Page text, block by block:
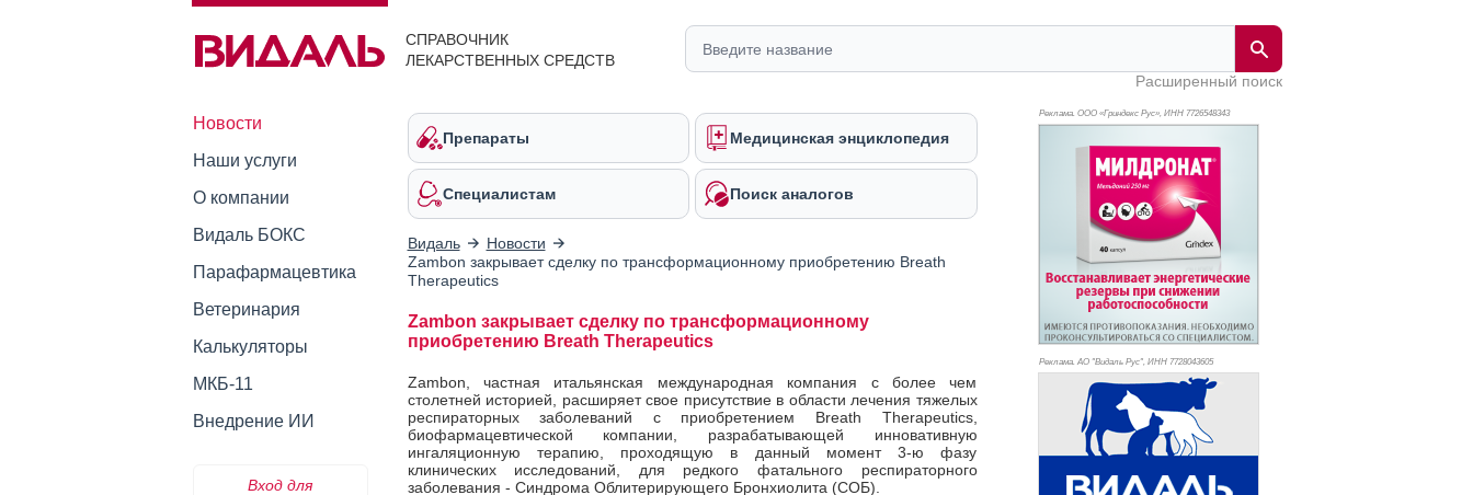
СПРАВОЧНИК
ЛЕКАРСТВЕННЫХ СРЕДСТВ
Расширенный поиск
Новости
Наши услуги
О компании
Видаль БОКС
Парафармацевтика
Ветеринария
Калькуляторы
МКБ-11
Внедрение ИИ
Вход для
Препараты Медицинская энциклопедия
Специалистам Поиск аналогов
Видаль
Новости
Zambon закрывает сделку по трансформационному приобретению Breath
Therapeutics
Zambon закрывает сделку по трансформационному
приобретению Breath Therapeutics
Zambon, частная итальянская международная компания с более чем
столетней историей, расширяет свое присутствие в области лечения тяжелых
респираторных заболеваний с приобретением Breath Therapeutics,
биофармацевтической компании, разрабатывающей инновативную
ингаляционную терапию, проходящую в данный момент 3-ю фазу
клинических исследований, для редкого фатального респираторного
заболевания - Синдрома Облитерирующего Бронхиолита (СОБ).
Реклама. ООО «Гриндекс Рус», ИНН 7726548343
Реклама. АО "Видаль Рус", ИНН 7728043605